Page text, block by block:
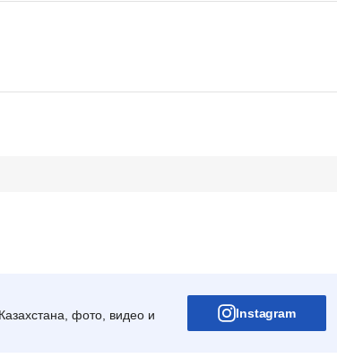
фото, видео и
Instagram